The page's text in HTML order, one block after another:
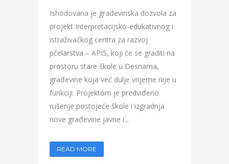
Ishodovana je građevinska dozvola za
projekt Interpretacijsko-edukativnog i
istraživačkog centra za razvoj
pčelarstva – APIS, koji će se graditi na
prostoru stare škole u Desnama,
građevine koja već dulje vrijeme nije u
funkciji. Projektom je predviđeno
rušenje postojeće škole i izgradnja
nove građevine javne i...
READ MORE